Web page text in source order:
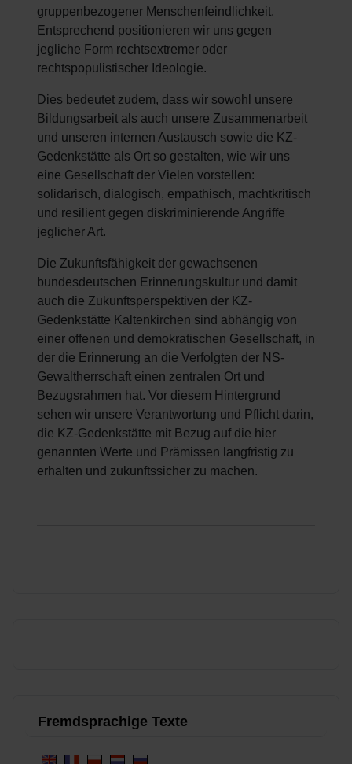
Fremdsprachige Texte
gruppenbezogener Menschenfeindlichkeit.
Entsprechend positionieren wir uns gegen
jegliche Form rechtsextremer oder
rechtspopulistischer Ideologie.
Dies bedeutet zudem, dass wir sowohl unsere
Bildungsarbeit als auch unsere Zusammenarbeit
und unseren internen Austausch sowie die KZ-
Gedenkstätte als Ort so gestalten, wie wir uns
eine Gesellschaft der Vielen vorstellen:
solidarisch, dialogisch, empathisch, machtkritisch
und resilient gegen diskriminierende Angriffe
jeglicher Art.
Die Zukunftsfähigkeit der gewachsenen
bundesdeutschen Erinnerungskultur und damit
auch die Zukunftsperspektiven der KZ-
Gedenkstätte Kaltenkirchen sind abhängig von
einer offenen und demokratischen Gesellschaft, in
der die Erinnerung an die Verfolgten der NS-
Gewaltherrschaft einen zentralen Ort und
Bezugsrahmen hat. Vor diesem Hintergrund
sehen wir unsere Verantwortung und Pflicht darin,
die KZ-Gedenkstätte mit Bezug auf die hier
genannten Werte und Prämissen langfristig zu
erhalten und zukunftssicher zu machen.